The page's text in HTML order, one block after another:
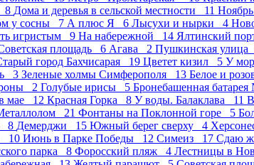
8 Дома и деревья в сельской местности 11
у сосны 7 А плюс Я 6 Лысухи и нырки 4
игристым 9 На набережной 14 Ялтинский
площадь 6 Агава 2 Пушкинская
город Бахчисарая 19 Цветет кизил 5 У
3 Зеленые холмы Симферополя 13 Белое и
2 Голубые ирисы 5 Бронебашенная
мае 12 Красная Горка 8 У воды. Балаклава 11
21 Фонтаны на Поклонной горе 5
8 Демерджи 15 Южный берег сверху 4
10 Июнь в Парке Победы 12 Симеиз 17 Сдаю
парка 8 Форосский пляж 4 Лестницы в